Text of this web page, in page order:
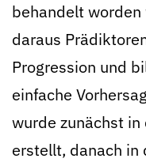
behandelt
daraus
Progression und
einfache
wurde zunächst
erstellt, danach in